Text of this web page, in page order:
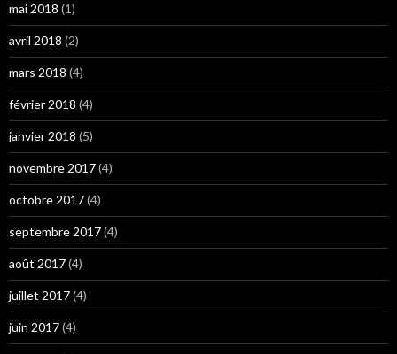
mai 2018 (1)
avril 2018 (2)
mars 2018 (4)
février 2018 (4)
janvier 2018 (5)
novembre 2017(4)
octobre 2017(4)
septembre 2017(4)
août 2017(4)
juillet 2017(4)
juin 2017(4)